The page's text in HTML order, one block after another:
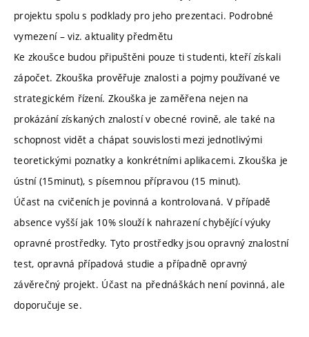
projektu spolu s podklady pro jeho prezentaci. Podrobné
vymezení – viz. aktuality předmětu
Ke zkoušce budou připuštěni pouze ti studenti, kteří získali
zápočet. Zkouška prověřuje znalosti a pojmy používané ve
strategickém řízení. Zkouška je zaměřena nejen na
prokázání získaných znalostí v obecné rovině, ale také na
schopnost vidět a chápat souvislosti mezi jednotlivými
teoretickými poznatky a konkrétními aplikacemi. Zkouška je
ústní (15minut), s písemnou přípravou (15 minut).
Účast na cvičeních je povinná a kontrolovaná. V případě
absence vyšší jak 10% slouží k nahrazení chybějící výuky
opravné prostředky. Tyto prostředky jsou opravný znalostní
test, opravná případová studie a případně opravný
závěrečný projekt. Účast na přednáškách není povinná, ale
doporučuje se.